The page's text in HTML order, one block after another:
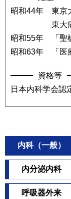
昭和44年 東京
東大
昭和55年
「 聖
昭和63年
「 医
資格等
日本内科学会認
内科（一般）
内分泌内科
呼吸器外来